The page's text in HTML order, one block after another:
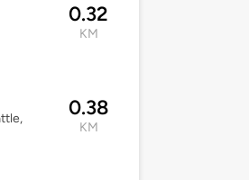
0.32
KM
0.38
KM